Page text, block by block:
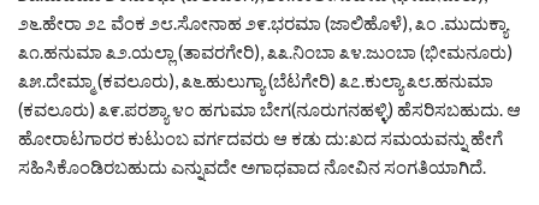
೨೬.ಹೇರಾ ೨೭ ವೆಂಕ ೨೮.ಸೋನಾಹ ೨೯.ಭರಮಾ (ಜಾಲಿಹೊಳೆ), ೩೦ .ಮುದುಕ್ಯಾ
೩೧.ಹನುಮಾ ೩೨.ಯಲ್ಲಾ (ತಾವರಗೇರಿ), ೩೩.ನಿಂಬಾ ೩೪.ಜುಂಬಾ (ಭೀಮನೂರು)
೩೫.ದೇಮ್ಮಾ (ಕವಲೂರು), ೩೬.ಹುಲುಗ್ಯಾ (ಬೆಟಗೇರಿ) ೩೭.ಕುಲ್ಯಾ ೩೮.ಹನುಮಾ
(ಕವಲೂರು) ೩೯.ಪರಶ್ಯಾ ೪೦ ಹಗುಮಾ ಬೇಗ(ನೂರುಗನಹಳ್ಳಿ) ಹೆಸರಿಸಬಹುದು. ಆ
ಹೋರಾಟಗಾರರ ಕುಟುಂಬ ವರ್ಗದವರು ಆ ಕಡು ದು:ಖದ ಸಮಯವನ್ನು ಹೇಗೆ
ಸಹಿಸಿಕೊಂಡಿರಬಹುದು ಎನ್ನುವದೇ ಅಗಾಧವಾದ ನೋವಿನ ಸಂಗತಿಯಾಗಿದೆ.